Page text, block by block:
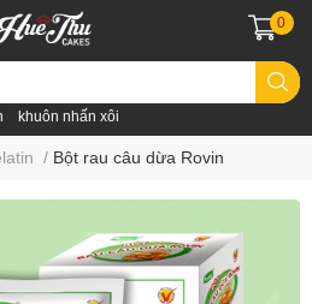
khuôn nhấn xôi
0
/ Bột rau câu dừa Rovin